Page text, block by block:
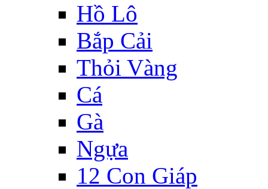
Hồ Lô
Bắp Cải
Thỏi Vàng
Cá
Gà
Ngựa
12 Con Giáp